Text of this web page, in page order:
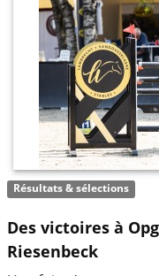
Résultats & sélections
Des victoires à
Riesenbeck